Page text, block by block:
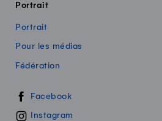
Portrait
Portrait
Pour les médias
Fédération
Swissmilk sur les réseaux sociaux
Facebook
Instagram